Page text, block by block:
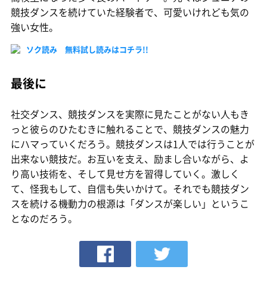
競技ダンスを続けていた経験者で、可愛いけれども気の
強い女性。
ソク読み 無料試し読みはコチラ!!
最後に
社交ダンス、競技ダンスを実際に見たことがない人もき
っと彼らのひたむきに触れることで、競技ダンスの魅力
にハマっていくだろう。競技ダンスは1人では行うことが
出来ない競技だ。お互いを支え、励まし合いながら、よ
り高い技術を、そして見せ方を習得していく。激しく
て、怪我もして、自信も失いかけて。それでも競技ダン
スを続ける機動力の根源は「ダンスが楽しい」というこ
となのだろう。